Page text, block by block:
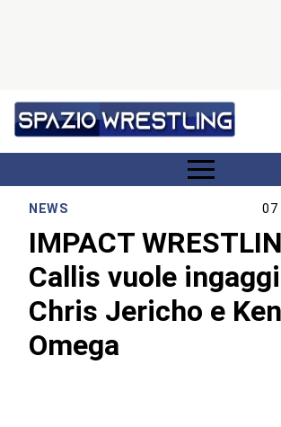
NEWS 07
IMPACT
Callis vuole
Chris Jericho e
Omega